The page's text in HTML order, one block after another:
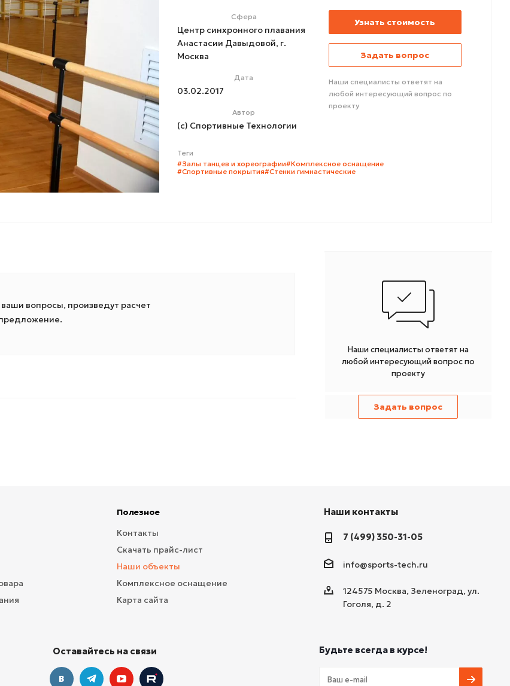
Сфера
Центр синхронного плавания
Анастасии Давыдовой, г.
Москва
Дата
03.02.2017
Автор
(с) Спортивные Технологии
Узнать стоимость
Задать вопрос
Наши специалисты ответят на
любой интересующий вопрос по
проекту
Теги
#Залы танцев и хореографии#Комплексное оснащение
#Спортивные покрытия#Стенки гимнастические
Наши специалисты ответят на
любой интересующий вопрос по
проекту
Задать вопрос
вопросы, произведут расчет
Полезное
Контакты
Скачать прайс-лист
Наши объекты
Комплексное оснащение
Карта сайта
Наши контакты
7 (499) 350-31-05
info@sports-tech.ru
124575 Москва, Зеленоград, ул.
Гоголя, д. 2
Оставайтесь на связи Будьте всегда в курсе!